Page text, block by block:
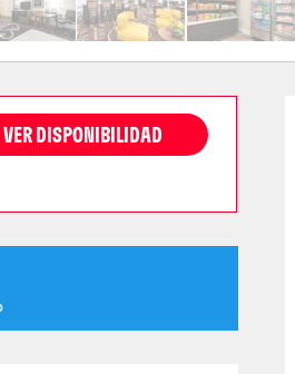
VER DISPONIBILIDAD